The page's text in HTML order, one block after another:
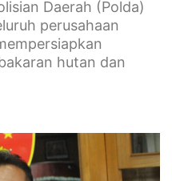
Daerah (Polda)
perusahaan
hutan dan